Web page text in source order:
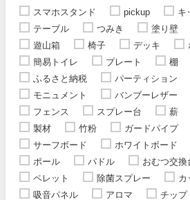
スマホスタンド
pickup キ
テーブル
つみき 塗り壁
遊山箱
椅子 デッキ
簡易トイレ
プレート 棚
ふるさと納税
パーティション
モニュメント
バンブーレザー
フェンス
スプレー台 薪
製材
竹粉 ガードパイプ
サーフボード
ホワイトボード
ポール
パドル おむつ交換
ペレット
除菌スプレー
カ
吸音パネル
アロマ チップ